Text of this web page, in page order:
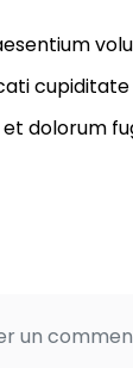
dolorum
un